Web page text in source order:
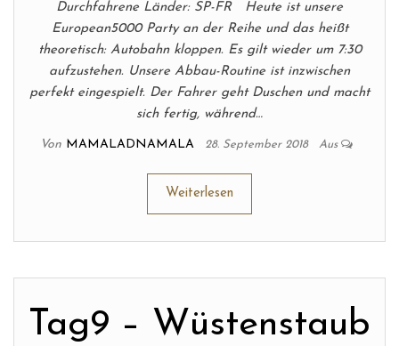
Durchfahrene Länder: SP-FR Heute ist unsere
European5000 Party an der Reihe und das heißt
theoretisch: Autobahn kloppen. Es gilt wieder um 7:30
aufzustehen. Unsere Abbau-Routine ist inzwischen
perfekt eingespielt. Der Fahrer geht Duschen und macht
sich fertig, während…
Von MAMALADNAMALA 28. September 2018 Aus
Weiterlesen
Tag9 – Wüstenstaub